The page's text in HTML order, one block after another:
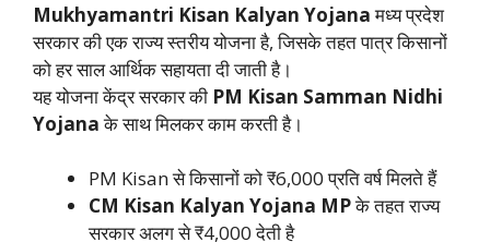
Mukhyamantri Kisan Kalyan Yojanaमध्य प्रदेश
सरकार की एक राज्य स्तरीय योजना है, जिसके तहत पात्र किसानों
को हर साल आर्थिक सहायता दी जाती है।
यह योजना केंद्र सरकार की PM Kisan Samman Nidhi
Yojanaके साथ मिलकर काम करती है।
PM Kisan से किसानों को ₹6,000 प्रति वर्ष मिलते हैं
CM Kisan Kalyan Yojana MPके तहत राज्य
सरकार अलग से ₹4,000 देती है